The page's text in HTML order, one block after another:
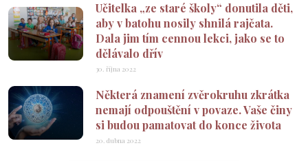
Učitelka „ze staré školy“ donutila děti,
aby v batohu nosily shnilá rajčata.
Dala jim tím cennou lekci, jako se to
dělávalo dřív
30. října 2022
Některá znamení zvěrokruhu zkrátka
nemají odpouštění v povaze. Vaše činy
si budou pamatovat do konce života
20. dubna 2022